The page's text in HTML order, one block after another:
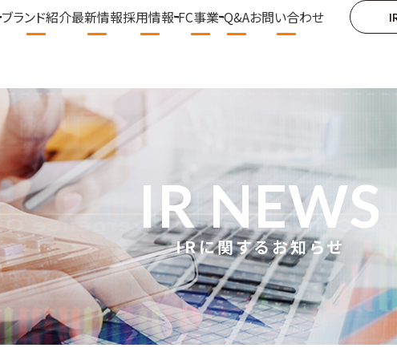
ブランド紹介最新情報採用情報 FC事業 Q&Aお問い合わせ
IRに関するお知らせ
IR NEWS